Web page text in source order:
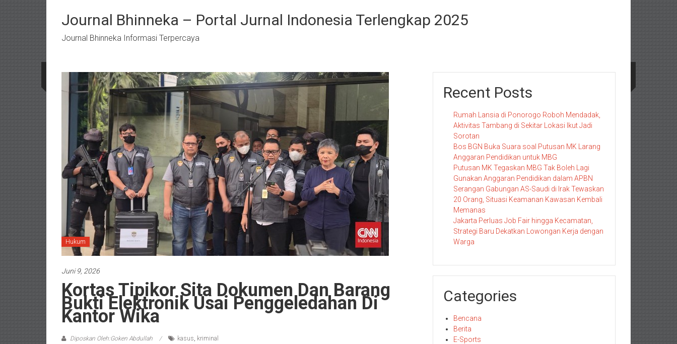
kontenJournal Bhinneka – Portal Jurnal Indonesia Terlengkap 2025
Journal Bhinneka Informasi Terpercaya
Hukum
Juni 9, 2026
Kortas Tipikor Sita Dokumen Dan Barang
Bukti Elektronik Usai Penggeledahan Di
Kantor Wika
Diposkan Oleh:Goken Abdullah kasus, kriminal
Recent Posts
Rumah Lansia di Ponorogo Roboh Mendadak,
Aktivitas Tambang di Sekitar Lokasi Ikut Jadi
Sorotan
Bos BGN Buka Suara soal Putusan MK Larang
Anggaran Pendidikan untuk MBG
Putusan MK Tegaskan MBG Tak Boleh Lagi
Gunakan Anggaran Pendidikan dalam APBN
Serangan Gabungan AS-Saudi di Irak Tewaskan
20 Orang, Situasi Keamanan Kawasan Kembali
Memanas
Jakarta Perluas Job Fair hingga Kecamatan,
Strategi Baru Dekatkan Lowongan Kerja dengan
Warga
Categories
Bencana
Berita
E-Sports